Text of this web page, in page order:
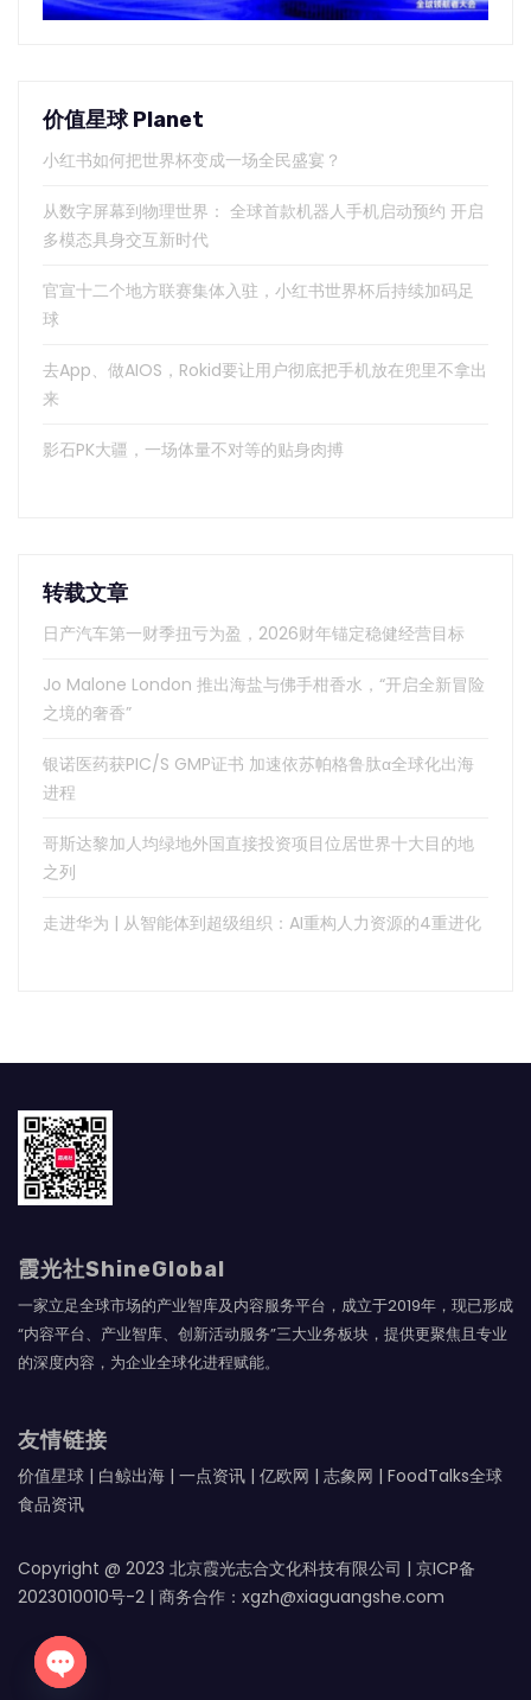
价值星球 Planet
小红书如何把世界杯变成一场全民盛宴？
从数字屏幕到物理世界： 全球首款机器人手机启动预约 开启
多模态具身交互新时代
官宣十二个地方联赛集体入驻，小红书世界杯后持续加码足
球
去App、做AIOS，Rokid要让用户彻底把手机放在兜里不拿出
来
影石PK大疆，一场体量不对等的贴身肉搏
转载文章
日产汽车第一财季扭亏为盈，2026财年锚定稳健经营目标
Jo Malone London 推出海盐与佛手柑香水，“开启全新冒险
之境的奢香”
银诺医药获PIC/S GMP证书 加速依苏帕格鲁肽α全球化出海
进程
哥斯达黎加人均绿地外国直接投资项目位居世界十大目的地
之列
走进华为 | 从智能体到超级组织：AI重构人力资源的4重进化
霞光社ShineGlobal
一家立足全球市场的产业智库及内容服务平台，成立于2019年，现已形成
“内容平台、产业智库、创新活动服务”三大业务板块，提供更聚焦且专业
的深度内容，为企业全球化进程赋能。
友情链接
价值星球 | 白鲸出海 | 一点资讯 | 亿欧网 | 志象网 | FoodTalks全球
食品资讯
Copyright @ 2023 北京霞光志合文化科技有限公司 | 京ICP备
2023010010号-2 | 商务合作：xgzh@xiaguangshe.com